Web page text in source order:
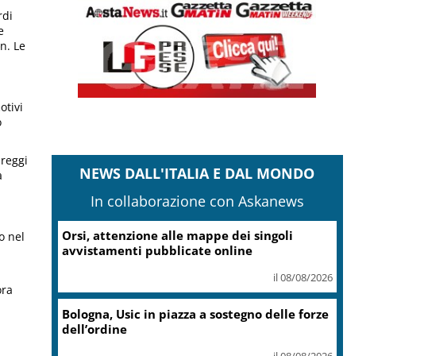
Le
nel
NEWS DALL'ITALIA E DAL MONDO
In collaborazione con Askanews
Campi Flegrei, Fico: Al via lavori hub Pozzuoli
Ostia, investe un ciclista e fugge,
rintracciato da Polizia Locale
il 08/08/2026